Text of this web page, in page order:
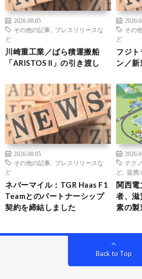
2026.08.05
その他の記事
プレスリリースな
ど
川崎重工業／ばら積運搬船
「ARISTOS II」の引き渡し
その
ど
フジト
ン／
2026.08.05
その他の記事
プレスリリースな
ど
ネバーマイル：TGR Haas F1
Teamとのパートナーシップ
契約を締結しました
テク
ど
提携/
関西電
者、滋
素の製
Back to Top